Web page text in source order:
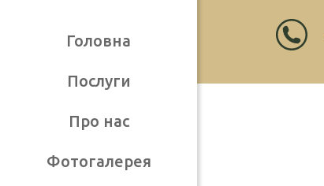
Головна
Послуги
Про нас
Фотогалерея